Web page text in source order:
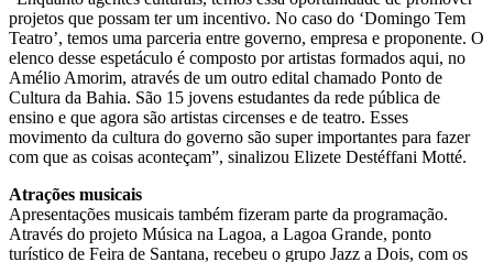
projetos que possam ter um incentivo. No caso do ‘Domingo Tem
Teatro’, temos uma parceria entre governo, empresa e proponente. O
elenco desse espetáculo é composto por artistas formados aqui, no
Amélio Amorim, através de um outro edital chamado Ponto de
Cultura da Bahia. São 15 jovens estudantes da rede pública de
ensino e que agora são artistas circenses e de teatro. Esses
movimento da cultura do governo são super importantes para fazer
com que as coisas aconteçam”, sinalizou Elizete Destéffani Motté.
Atrações musicais
Apresentações musicais também fizeram parte da programação.
Através do projeto Música na Lagoa, a Lagoa Grande, ponto
turístico de Feira de Santana, recebeu o grupo Jazz a Dois, com os